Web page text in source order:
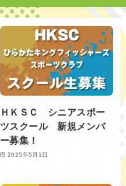
ＨＫＳＣ シニアスポー
ツスクール 新規メンバ
ー募集！
2025年5月1日